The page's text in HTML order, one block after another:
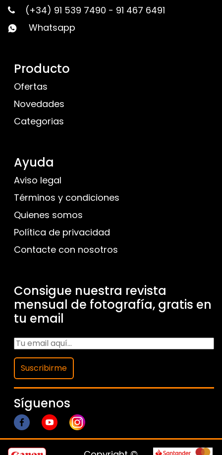
(+34) 91 539 7490 - 91 467 6491
Whatsapp
Producto
Ofertas
Novedades
Categorias
Ayuda
Aviso legal
Términos y condiciones
Quienes somos
Política de privacidad
Contacte con nosotros
Consigue nuestra revista
mensual de fotografía, gratis en
tu email
Suscribirme
Síguenos